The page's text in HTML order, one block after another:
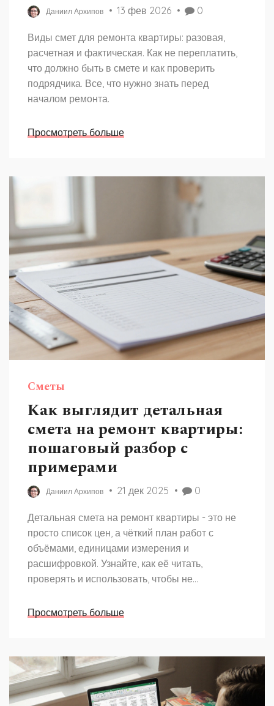
Даниил Архипов 13 фев 2026 0
Виды смет для ремонта квартиры: разовая,
расчетная и фактическая. Как не переплатить,
что должно быть в смете и как проверить
подрядчика. Все, что нужно знать перед
началом ремонта.
Просмотреть больше
Сметы
Как выглядит детальная
смета на ремонт квартиры:
пошаговый разбор с
примерами
Даниил Архипов 21 дек 2025 0
Детальная смета на ремонт квартиры - это не
просто список цен, а чёткий план работ с
объёмами, единицами измерения и
расшифровкой. Узнайте, как её читать,
проверять и использовать, чтобы не
Просмотреть больше